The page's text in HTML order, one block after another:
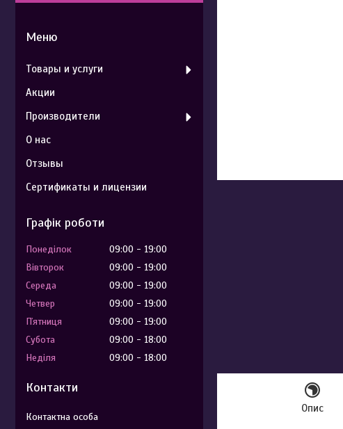
Опис
Товары и услуги
Акции
Производители
О нас
Отзывы
Сертификаты и лицензии
Графік роботи
Понеділок 09:00
19:00
Вівторок
09:00
19:00
Середа
09:00
19:00
Четвер
09:00
19:00
Пʼятниця
09:00
19:00
Субота
09:00
18:00
Неділя
09:00 18:00
Контакти